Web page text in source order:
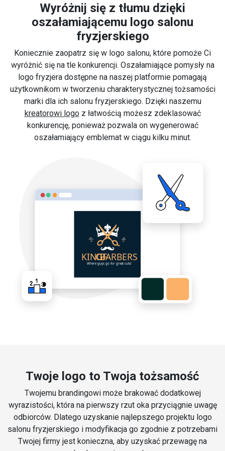
Wyróżnij się z tłumu dzięki
oszałamiającemu logo salonu
fryzjerskiego
Koniecznie zaopatrz się w logo salonu, które pomoże Ci
wyróżnić się na tle konkurencji. Oszałamiające pomysły na
logo fryzjera dostępne na naszej platformie pomagają
użytkownikom w tworzeniu charakterystycznej tożsamości
marki dla ich salonu fryzjerskiego. Dzięki naszemu
kreatorowi logoz łatwością możesz zdeklasować
konkurencję, ponieważ pozwala on wygenerować
oszałamiający emblemat w ciągu kilku minut.
Twoje logo to Twoja tożsamość
Twojemu brandingowi może brakować dodatkowej
wyrazistości, która na pierwszy rzut oka przyciągnie uwagę
odbiorców. Dlatego uzyskanie najlepszego projektu logo
salonu fryzjerskiego i modyfikacja go zgodnie z potrzebami
Twojej firmy jest konieczna, aby uzyskać przewagę na